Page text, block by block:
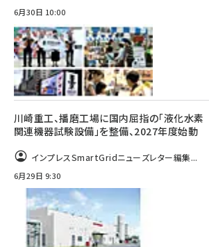
6月30日 10:00
川崎重工、播磨工場に国内屈指の「液化水素
関連機器試験設備」を整備、2027年度始動
インプレスSmartGridニューズレター編集...
6月29日 9:30